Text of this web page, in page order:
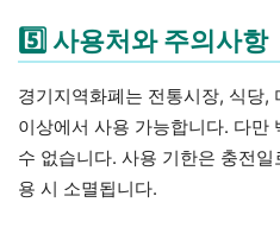
5️⃣ 사용처와 주의사항
경기지역화폐는 전통시장, 식당,
이상에서 사용 가능합니다. 다만
수 없습니다. 사용 기한은 충전
용 시 소멸됩니다.